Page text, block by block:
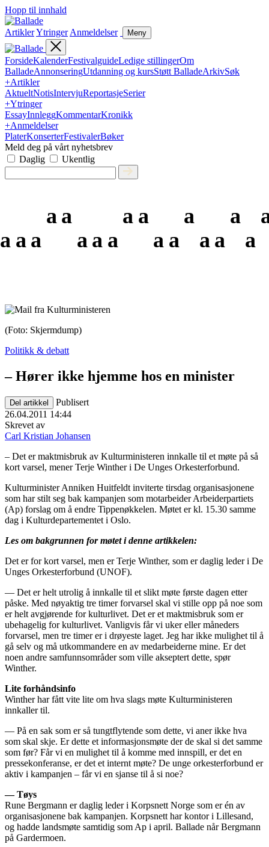
Hopp til innhald
ArtiklerYtringer Anmeldelser Meny
ForsideKalenderFestivalguideLedige stillingerOm
BalladeAnnonseringUtdanning og kursStøtt BalladeArkivSøk
+Artikler
AktueltNotisIntervjuReportasjeSerier
+Ytringer
EssayInnleggKommentarKronikk
+Anmeldelser
PlaterKonserterFestivalerBøker
Meld deg på vårt nyhetsbrev
Daglig
Ukentlig
a
a
a
a
a a
(Foto: Skjermdump)
Politikk & debatt
– Hører ikke hjemme hos en minister
Del artikkel
Publisert
26.04.2011 14:44
Skrevet av
Carl Kristian Johansen
– Det er maktmisbruk av Kulturministeren innkalle til et møte på så
kort varsel, mener Terje Winther i De Unges Orkesterforbund.
Kulturminister Anniken Huitfeldt inviterte tirsdag organisasjonene
som har stilt seg bak kampanjen som motarbeider Arbeiderpartiets
(Ap) forslag om å endre Tippenøkkelen. Møtet er kl. 15.30 samme
dag i Kulturdepartementet i Oslo.
Les om bakgrunnen for møtet i denne artikkelen:
Det er for kort varsel, men er Terje Winther, som er daglig leder i De
Unges Orkesterforbund (UNOF).
— Det er helt utrolig å innkalle til et slikt møte første dagen etter
påske. Med nøyaktig tre timer forvarsel skal vi stille opp på noe som
er helt avgjørende for kulturlivet. Det er et maktmisbruk som er
ubehagelig for kulturlivet. Vanligvis får vi uker eller måneders
forvarsel, men tre timer er i drøyeste laget. Jeg har ikke mulighet til å
gå selv og må utkommandere en av medarbeiderne mine. Er det
noen andre samfunnsområder som ville akseptert dette, spør
Winther.
Lite forhåndsinfo
Winther har fått vite lite om hva slags møte Kulturministeren
innkaller til.
— På en sak som er så tungtflytende som dette, vi aner ikke hva
som skal skje. Er dette et informasjonsmøte der de skal si det samme
som før? Får vi en mulighet til å komme med innspill, er det en
pressekonferanse, er det et internt møte? De unge orkesterforbund er
aktiv i kampanjen – får vi en sjanse til å si noe?
— Tøys
Rune Bergmann er daglig leder i Korpsnett Norge som er én av
organisasjonene bak kampanjen. Korpsnett har kontor i Lillesand,
og hadde landsmøte samtidig som Ap i april. Ballade når Bergmann
på Gardermoen.